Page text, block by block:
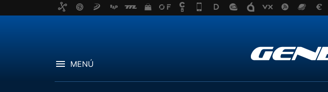
MENÚ